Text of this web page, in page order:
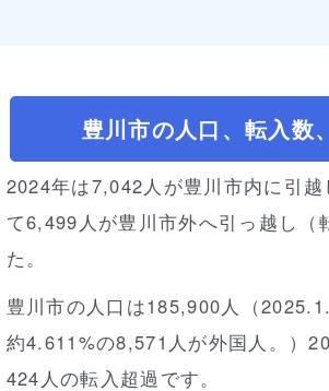
豊川市の人口、転入数
2024年は7,042人が豊川市内に引越
て6,499人が豊川市外へ引っ越し（
た。
豊川市の人口は185,900人（
約4.611%の8,571人が外国人。）
424人の転入超過です。